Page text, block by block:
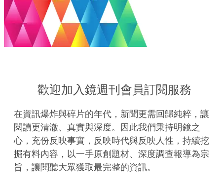
歡迎加入鏡週刊會員訂閱服務
在資訊爆炸與碎片的年代，新聞更需回歸純粹，讓
閱讀更清澈、真實與深度。因此我們秉持明鏡之
心，充份反映事實，反映時代與反映人性，持續挖
掘有料內容，以一手原創題材、深度調查報導為宗
旨，讓閱聽大眾獲取最完整的資訊。